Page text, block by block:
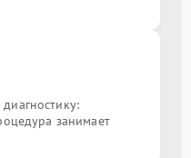
занимает